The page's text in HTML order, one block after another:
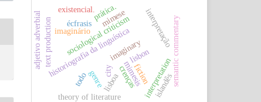
historiografia da linguística interpretação
lisbon
city
imaginary
lisboa
imaginário
interpretation
mimesis
sociological criticism
fiction
theory of literature
mimese
écfrasis
prática.
crenças semantic commentary
text production
genre
todo
existencial.
adjetivo adverbial
islandês